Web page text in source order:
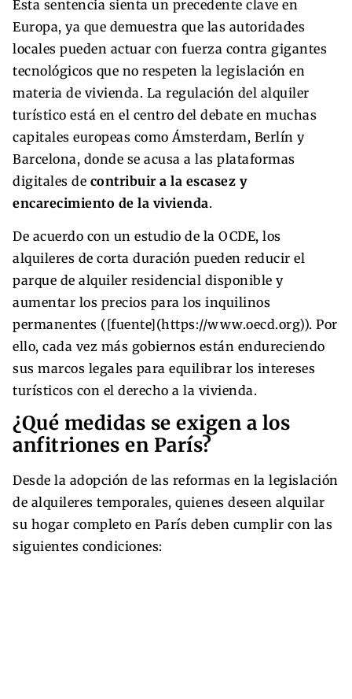
Esta sentencia sienta un precedente clave en
Europa, ya que demuestra que las autoridades
locales pueden actuar con fuerza contra gigantes
tecnológicos que no respeten la legislación en
materia de vivienda. La regulación del alquiler
turístico está en el centro del debate en muchas
capitales europeas como Ámsterdam, Berlín y
Barcelona, donde se acusa a las plataformas
digitales de contribuir a la escasez y
encarecimiento de la vivienda.
De acuerdo con un estudio de la OCDE, los
alquileres de corta duración pueden reducir el
parque de alquiler residencial disponible y
aumentar los precios para los inquilinos
permanentes ([fuente](https://www.oecd.org)). Por
ello, cada vez más gobiernos están endureciendo
sus marcos legales para equilibrar los intereses
turísticos con el derecho a la vivienda.
¿Qué medidas se exigen a los
anfitriones en París?
Desde la adopción de las reformas en la legislación
de alquileres temporales, quienes deseen alquilar
su hogar completo en París deben cumplir con las
siguientes condiciones: